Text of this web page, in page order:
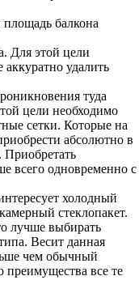
балкона
Для этой цели
удалить
туда
цели необходимо
сетки. Которые на
абсолютно в
Приобретать
всего одновременно с
холодный
стеклопакет.
лучше выбирать
Весит данная
чем обычный
преимущества все те